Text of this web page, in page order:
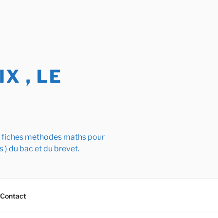
, LE
methodes maths pour
) du bac et du brevet.
Contact